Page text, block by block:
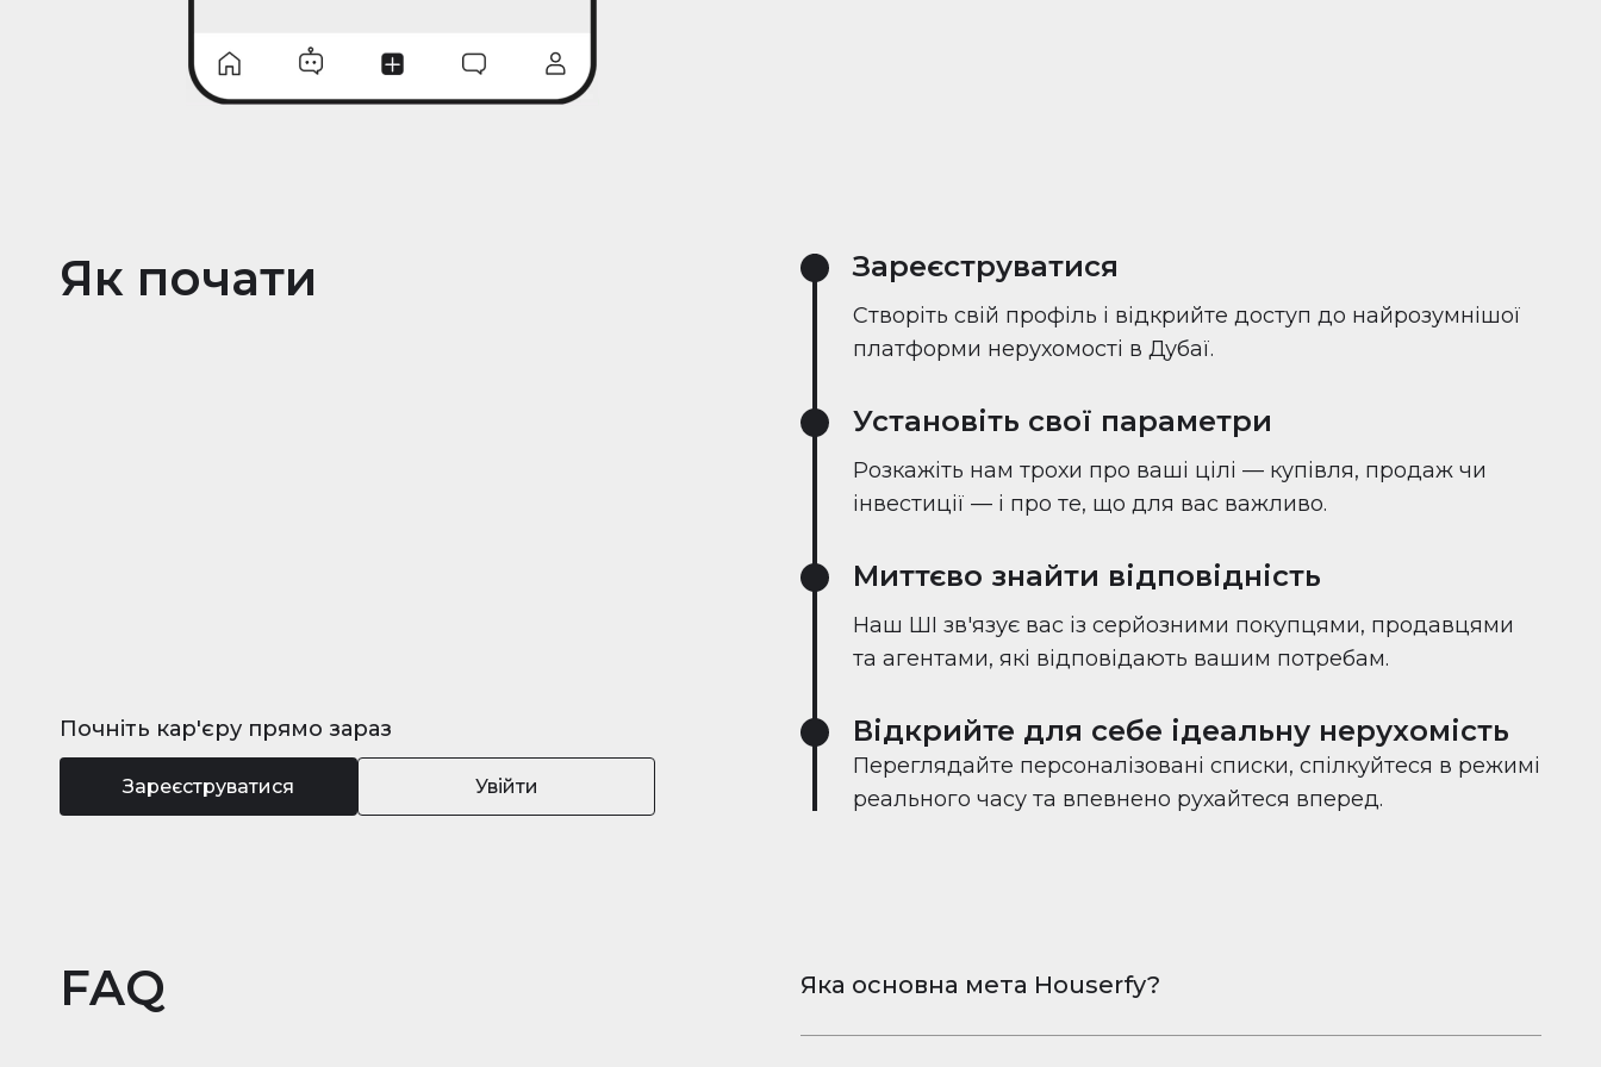
Як почати
Почніть кар'єру прямо зараз
Зареєструватися Увійти
Зареєструватися
Створіть свій профіль і відкрийте доступ до найрозумнішої
платформи нерухомості в Дубаї.
Установіть свої параметри
Розкажіть нам трохи про ваші цілі — купівля, продаж чи
інвестиції — і про те, що для вас важливо.
Миттєво знайти відповідність
Наш ШІ зв'язує вас із серйозними покупцями, продавцями
та агентами, які відповідають вашим потребам.
Відкрийте для себе ідеальну нерухомість
Переглядайте персоналізовані списки, спілкуйтеся в режимі
реального часу та впевнено рухайтеся вперед.
FAQ Яка основна мета Houserfy?